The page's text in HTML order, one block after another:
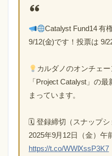
Catalyst Fund14 有
9/12(金)です！投票は 9/
カルダノのオンチェ
「Project Catalyst」の
まっています。
🗓 登録締切（スナップシ
2025年9月12日（金）午
https://t.co/WWlXssP3K7